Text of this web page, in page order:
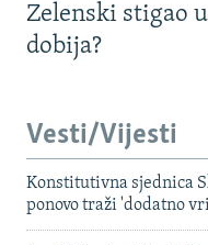
Zelenski stigao
dobija?
Vesti/Vijesti
Konstitutivna sjednica
ponovo traži 'dodatno